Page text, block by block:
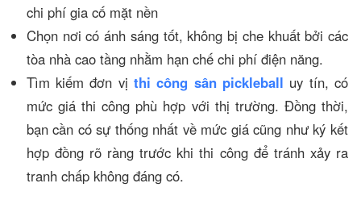
chi phí gia cố mặt nền
Chọn nơi có ánh sáng tốt, không bị che khuất bởi các
tòa nhà cao tầng nhằm hạn chế chi phí điện năng.
Tìm kiếm đơn vịthi công sân pickleball uy tín, có
mức giá thi công phù hợp với thị trường. Đồng thời,
bạn cần có sự thống nhất về mức giá cũng như ký kết
hợp đồng rõ ràng trước khi thi công để tránh xảy ra
tranh chấp không đáng có.